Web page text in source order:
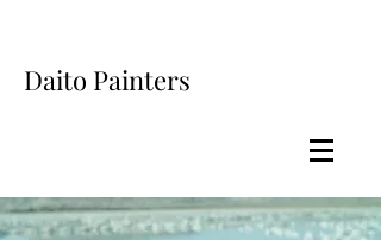
Daito Painters